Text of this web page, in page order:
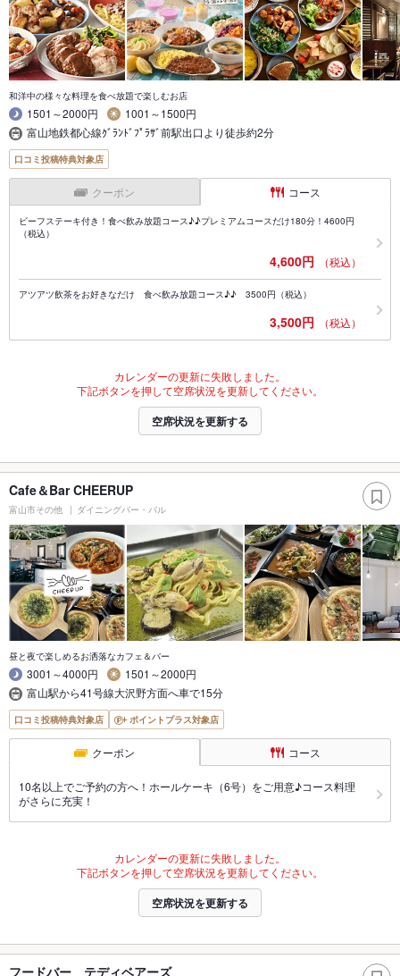
和洋中の様々な料理を食べ放題で楽しむお店
1501～2000円
1001～1500円
富山地鉄都心線ｸﾞﾗﾝﾄﾞﾌﾟﾗｻﾞ前駅出口より徒歩約2分
口コミ投稿特典対象店
クーポン コース
ビーフステーキ付き！食べ飲み放題コース♪♪プレミアムコースだけ180分！4600円
（税込）
4,600円 （税込）
アツアツ飲茶をお好きなだけ 食べ飲み放題コース♪♪ 3500円（税込）
3,500円 （税込）
カレンダーの更新に失敗しました。
下記ボタンを押して空席状況を更新してください。
空席状況を更新する
Cafe＆Bar CHEERUP
富山市その他 ダイニングバー・バル
昼と夜で楽しめるお洒落なカフェ＆バー
3001～4000円
1501～2000円
富山駅から41号線大沢野方面へ車で15分
口コミ投稿特典対象店 ポイントプラス対象店
クーポン コース
10名以上でご予約の方へ！ホールケーキ（6号）をご用意♪コース料理
がさらに充実！
カレンダーの更新に失敗しました。
下記ボタンを押して空席状況を更新してください。
空席状況を更新する
フードバー テディベアーズ